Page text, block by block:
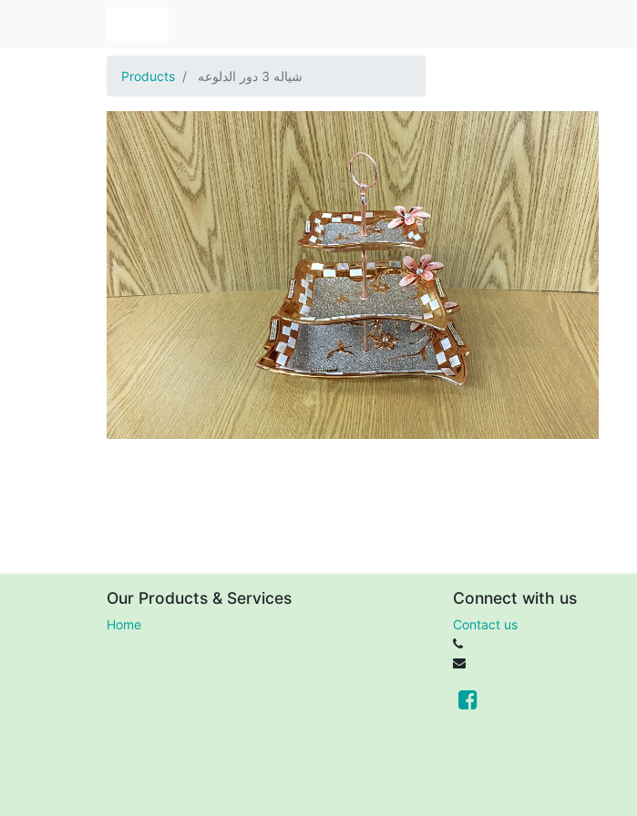
Products شياله 3 دور الدلوعه
Our Products & Services
Home
Connect with us
Contact us